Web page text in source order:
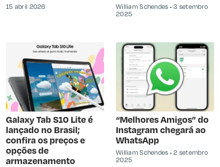
15 abril 2026 William Schendes
3 setembro
2025
Galaxy Tab S10 Lite é
lançado no Brasil;
confira os preços e
opções de
armazenamento
“Melhores Amigos” do
Instagram chegará ao
WhatsApp
William Schendes
2 setembro
2025